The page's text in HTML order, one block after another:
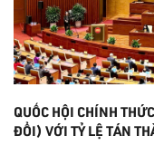
QUỐC HỘI CHÍNH
ĐỔI) VỚI TỶ LỆ TÁN